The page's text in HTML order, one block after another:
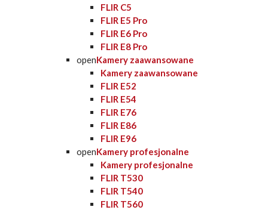
FLIR C5
FLIR E5 Pro
FLIR E6 Pro
FLIR E8 Pro
openKamery zaawansowane
Kamery zaawansowane
FLIR E52
FLIR E54
FLIR E76
FLIR E86
FLIR E96
openKamery profesjonalne
Kamery profesjonalne
FLIR T530
FLIR T540
FLIR T560